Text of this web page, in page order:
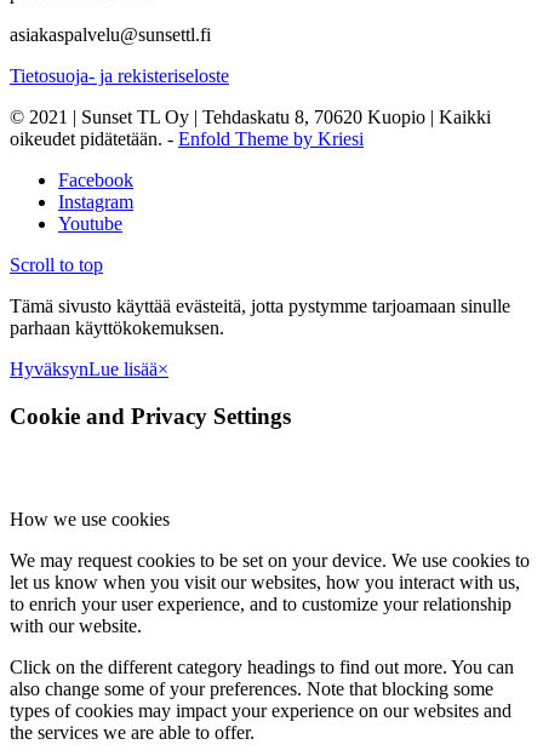
asiakaspalvelu@sunsettl.fi
Tietosuoja- ja rekisteriseloste
© 2021 | Sunset TL Oy | Tehdaskatu 8, 70620 Kuopio | Kaikki
oikeudet pidätetään. - Enfold Theme by Kriesi
Facebook
Instagram
Youtube
Scroll to top
Tämä sivusto käyttää evästeitä, jotta pystymme tarjoamaan sinulle
parhaan käyttökokemuksen.
HyväksynLue lisää×
Cookie and Privacy Settings
How we use cookies
We may request cookies to be set on your device. We use cookies to
let us know when you visit our websites, how you interact with us,
to enrich your user experience, and to customize your relationship
with our website.
Click on the different category headings to find out more. You can
also change some of your preferences. Note that blocking some
types of cookies may impact your experience on our websites and
the services we are able to offer.